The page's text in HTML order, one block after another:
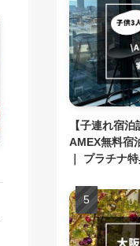
【子連れ宿
AMEX無料宿
｜ プラチナ